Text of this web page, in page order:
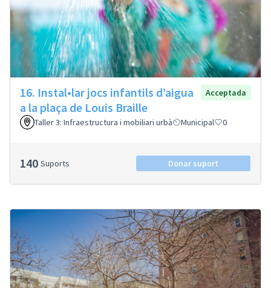
16. Instal•lar jocs infantils d’aigua
a la plaça de Louis Braille
Acceptada
Taller 3: Infraestructura i mobiliari urbà Municipal 0
140 Suports Donar suport